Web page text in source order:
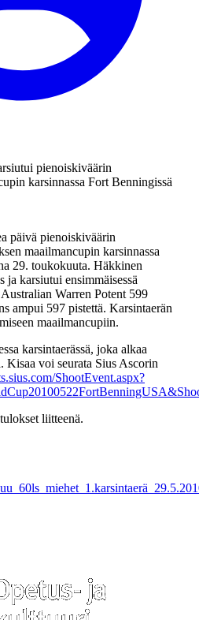
pienoiskiväärin
karsinnassa Fort Benningissä
päivä pienoiskiväärin
maailmancupin karsinnassa
29. toukokuuta. Häkkinen
ja karsiutui ensimmäisessä
Warren Potent 599
ampui 597 pistettä. Karsintaerän
maailmancupiin.
karsintaerässä, joka alkaa
Kisaa voi seurata Sius Ascorin
ShootEvent.aspx?
liitteenä.